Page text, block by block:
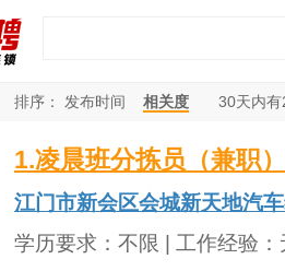
排序： 发布时间 相关度 30天内有
1.凌晨班分拣员（兼职）
江门市新会区会城新天地汽
学历要求： 不限 | 工作经验：